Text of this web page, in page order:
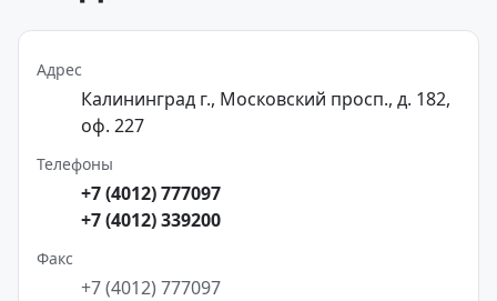
Адрес
Калининград г., Московский просп., д. 182,
оф. 227
Телефоны
+7 (4012) 777097
+7 (4012) 339200
Факс
+7 (4012) 777097